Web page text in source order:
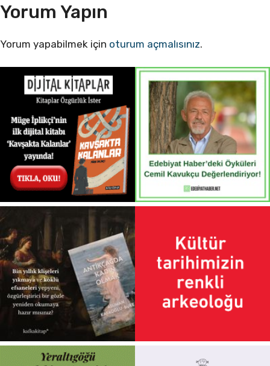
Yorum Yapın
Yorum yapabilmek için oturum açmalısınız.